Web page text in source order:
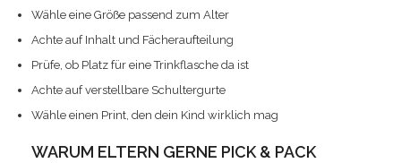
Wähle eine Größe passend zum Alter
Achte auf Inhalt und Fächeraufteilung
Prüfe, ob Platz für eine Trinkflasche da ist
Achte auf verstellbare Schultergurte
Wähle einen Print, den dein Kind wirklich mag
WARUM ELTERN GERNE PICK & PACK